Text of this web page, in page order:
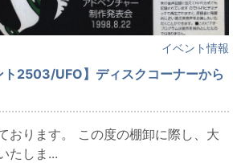
イベント情報
ト2503/UFO】ディスクコーナーから
おります。 この度の棚卸に際し、大
たしま...